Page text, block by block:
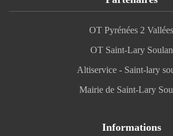
OT Pyrénées 2 Vallées
OT Saint-Lary Soulan
Altiservice - Saint-lary
Mairie de Saint-Lary
Informations